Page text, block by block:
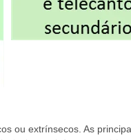
ou extrínsecos. As